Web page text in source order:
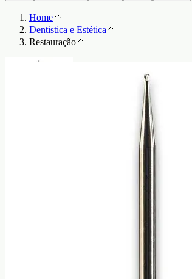
Home
Dentistica e Estética
Restauração